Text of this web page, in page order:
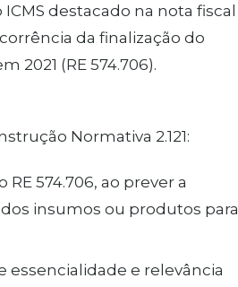
destacado na nota fiscal
da finalização do
(RE 574.706).
Normativa 2.121:
574.706, ao prever a
insumos ou produtos para
e relevância